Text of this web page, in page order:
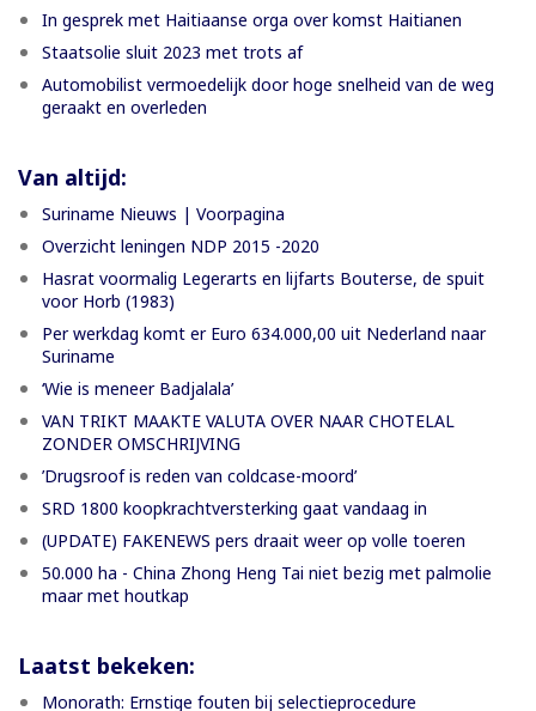
In gesprek met Haitiaanse orga over komst Haitianen
Staatsolie sluit 2023 met trots af
Automobilist vermoedelijk door hoge snelheid van de weg
geraakt en overleden
Van altijd:
Suriname Nieuws | Voorpagina
Overzicht leningen NDP 2015 -2020
Hasrat voormalig Legerarts en lijfarts Bouterse, de spuit
voor Horb (1983)
Per werkdag komt er Euro 634.000,00 uit Nederland naar
Suriname
‘Wie is meneer Badjalala’
VAN TRIKT MAAKTE VALUTA OVER NAAR CHOTELAL
ZONDER OMSCHRIJVING
’Drugsroof is reden van coldcase-moord’
SRD 1800 koopkrachtversterking gaat vandaag in
(UPDATE) FAKENEWS pers draait weer op volle toeren
50.000 ha - China Zhong Heng Tai niet bezig met palmolie
maar met houtkap
Laatst bekeken:
Monorath: Ernstige fouten bij selectieprocedure